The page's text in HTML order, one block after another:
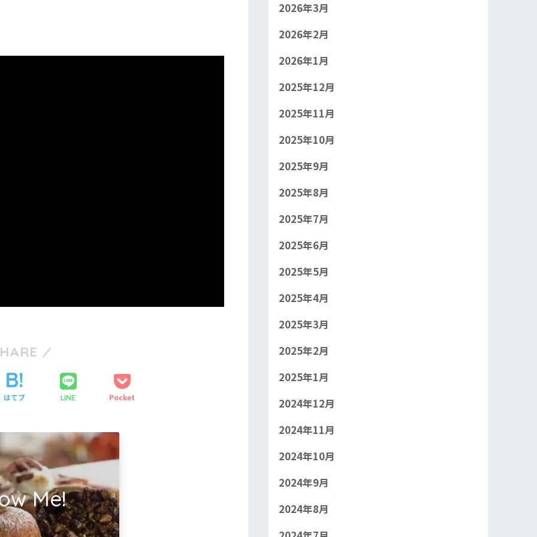
はてブ LINE Pocket
Me!
2026年3月
2026年2月
2026年1月
2025年12月
2025年11月
2025年10月
2025年9月
2025年8月
2025年7月
2025年6月
2025年5月
2025年4月
2025年3月
2025年2月
2025年1月
2024年12月
2024年11月
2024年10月
2024年9月
2024年8月